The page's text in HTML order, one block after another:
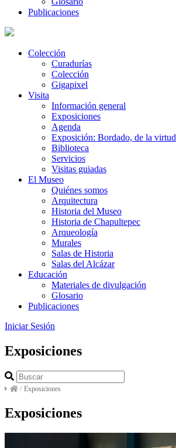
Publicaciones
Colección
Curadurías
Colección
Gigapixel
Visita
Información general
Exposiciones
Agenda
Exposición: Bordado, de la virtud
Biblioteca
Servicios
Visitas guiadas
El Museo
Quiénes somos
Arquitectura
Historia del Museo
Historia de Chapultepec
Arqueología
Murales
Salas de Historia
Salas del Alcázar
Educación
Materiales de divulgación
Glosario
Publicaciones
Iniciar Sesión
Exposiciones
/ Exposiciones
Exposiciones